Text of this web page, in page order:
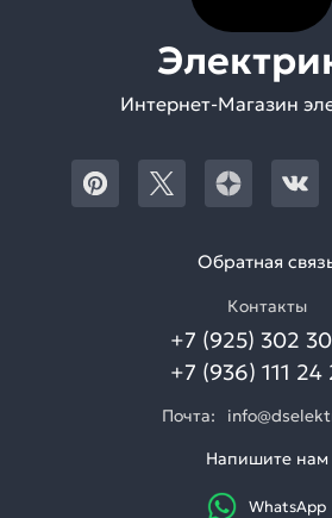
Интернет-Магазин
Обратная
Контакты
+7 (925) 302
+7 (936) 111 24
Почта:
Напишите нам
WhatsApp